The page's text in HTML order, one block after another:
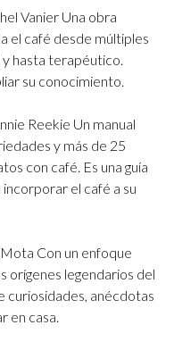
Vanier Una obra
el café desde múltiples
hasta terapéutico.
su conocimiento.
Reekie Un manual
y más de 25
con café. Es una guía
el café a su
Mota Con un enfoque
orígenes legendarios del
curiosidades, anécdotas
en casa.